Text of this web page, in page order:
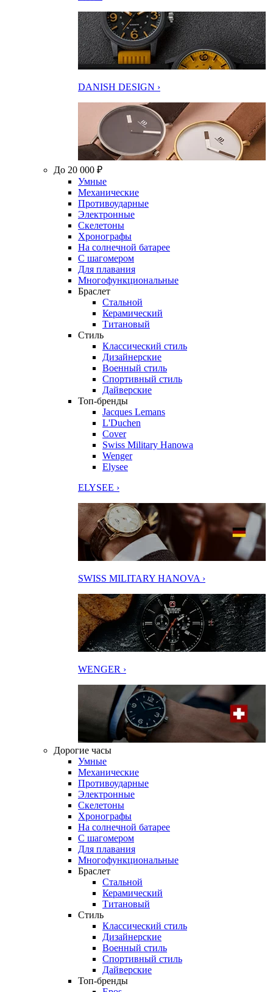
DANISH DESIGN ›
До 20 000 ₽
Умные
Механические
Противоударные
Электронные
Скелетоны
Хронографы
На солнечной батарее
С шагомером
Для плавания
Многофункциональные
Браслет
Стальной
Керамический
Титановый
Стиль
Классический стиль
Дизайнерские
Военный стиль
Спортивный стиль
Дайверские
Топ-бренды
Jacques Lemans
L'Duchen
Cover
Swiss Military Hanowa
Wenger
Elysee
ELYSEE ›
SWISS MILITARY HANOVA ›
WENGER ›
Дорогие часы
Умные
Механические
Противоударные
Электронные
Скелетоны
Хронографы
На солнечной батарее
С шагомером
Для плавания
Многофункциональные
Браслет
Стальной
Керамический
Титановый
Стиль
Классический стиль
Дизайнерские
Военный стиль
Спортивный стиль
Дайверские
Топ-бренды